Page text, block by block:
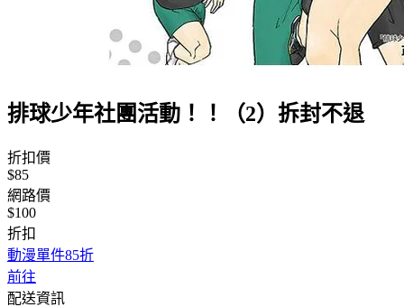
排球少年社團活動！！（2）拆封不退
折扣價
$85
網路價
$100
折扣
動漫單件85折
前往
配送資訊